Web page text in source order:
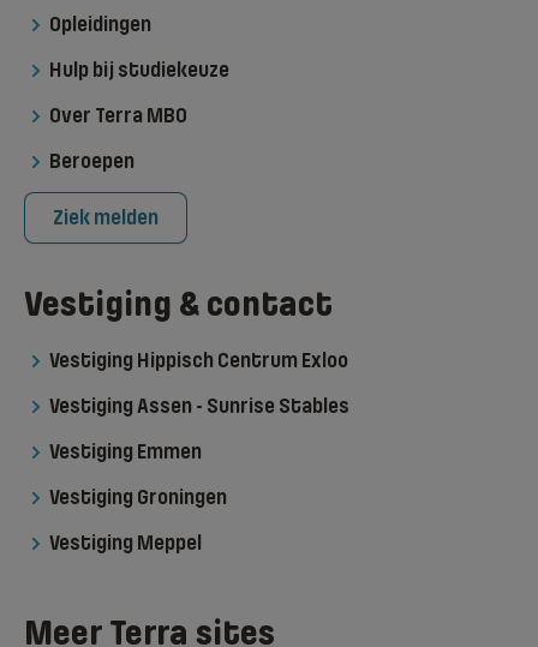
Opleidingen
Hulp bij studiekeuze
Over Terra MBO
Beroepen
Ziek melden
Vestiging & contact
Vestiging Hippisch Centrum Exloo
Vestiging Assen - Sunrise Stables
Vestiging Emmen
Vestiging Groningen
Vestiging Meppel
Meer Terra sites